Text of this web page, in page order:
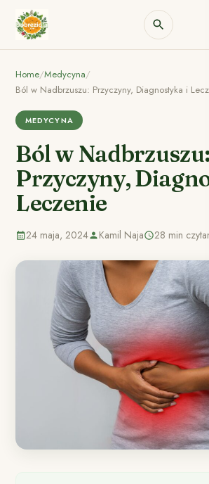
Home/Medycyna/
Ból w Nadbrzuszu: Przyczyny, Diagnostyka i
MEDYCYNA
Ból w Nadbrzuszu:
Przyczyny,
Leczenie
24 maja, 2024 Kamil Naja 28 min